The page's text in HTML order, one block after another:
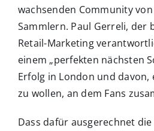
wachsenden Community
Sammlern. Paul Gerreli, der
Retail-Marketing
einem „perfekten nächsten
Erfolg in London und davon,
zu wollen, an dem Fans
Dass dafür ausgerechnet